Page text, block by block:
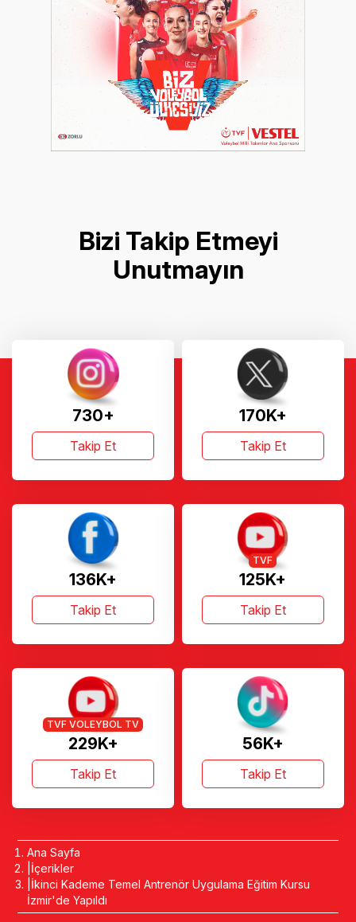
Bizi Takip Etmeyi
Unutmayın
730+
Takip Et
170K+
Takip Et
136K+
Takip Et
125K+
TVF
Takip Et
229K+
TVF VOLEYBOL TV
Takip Et
56K+
Takip Et
Ana Sayfa
İçerikler
İkinci Kademe Temel Antrenör Uygulama Eğitim Kursu
İzmir'de Yapıldı